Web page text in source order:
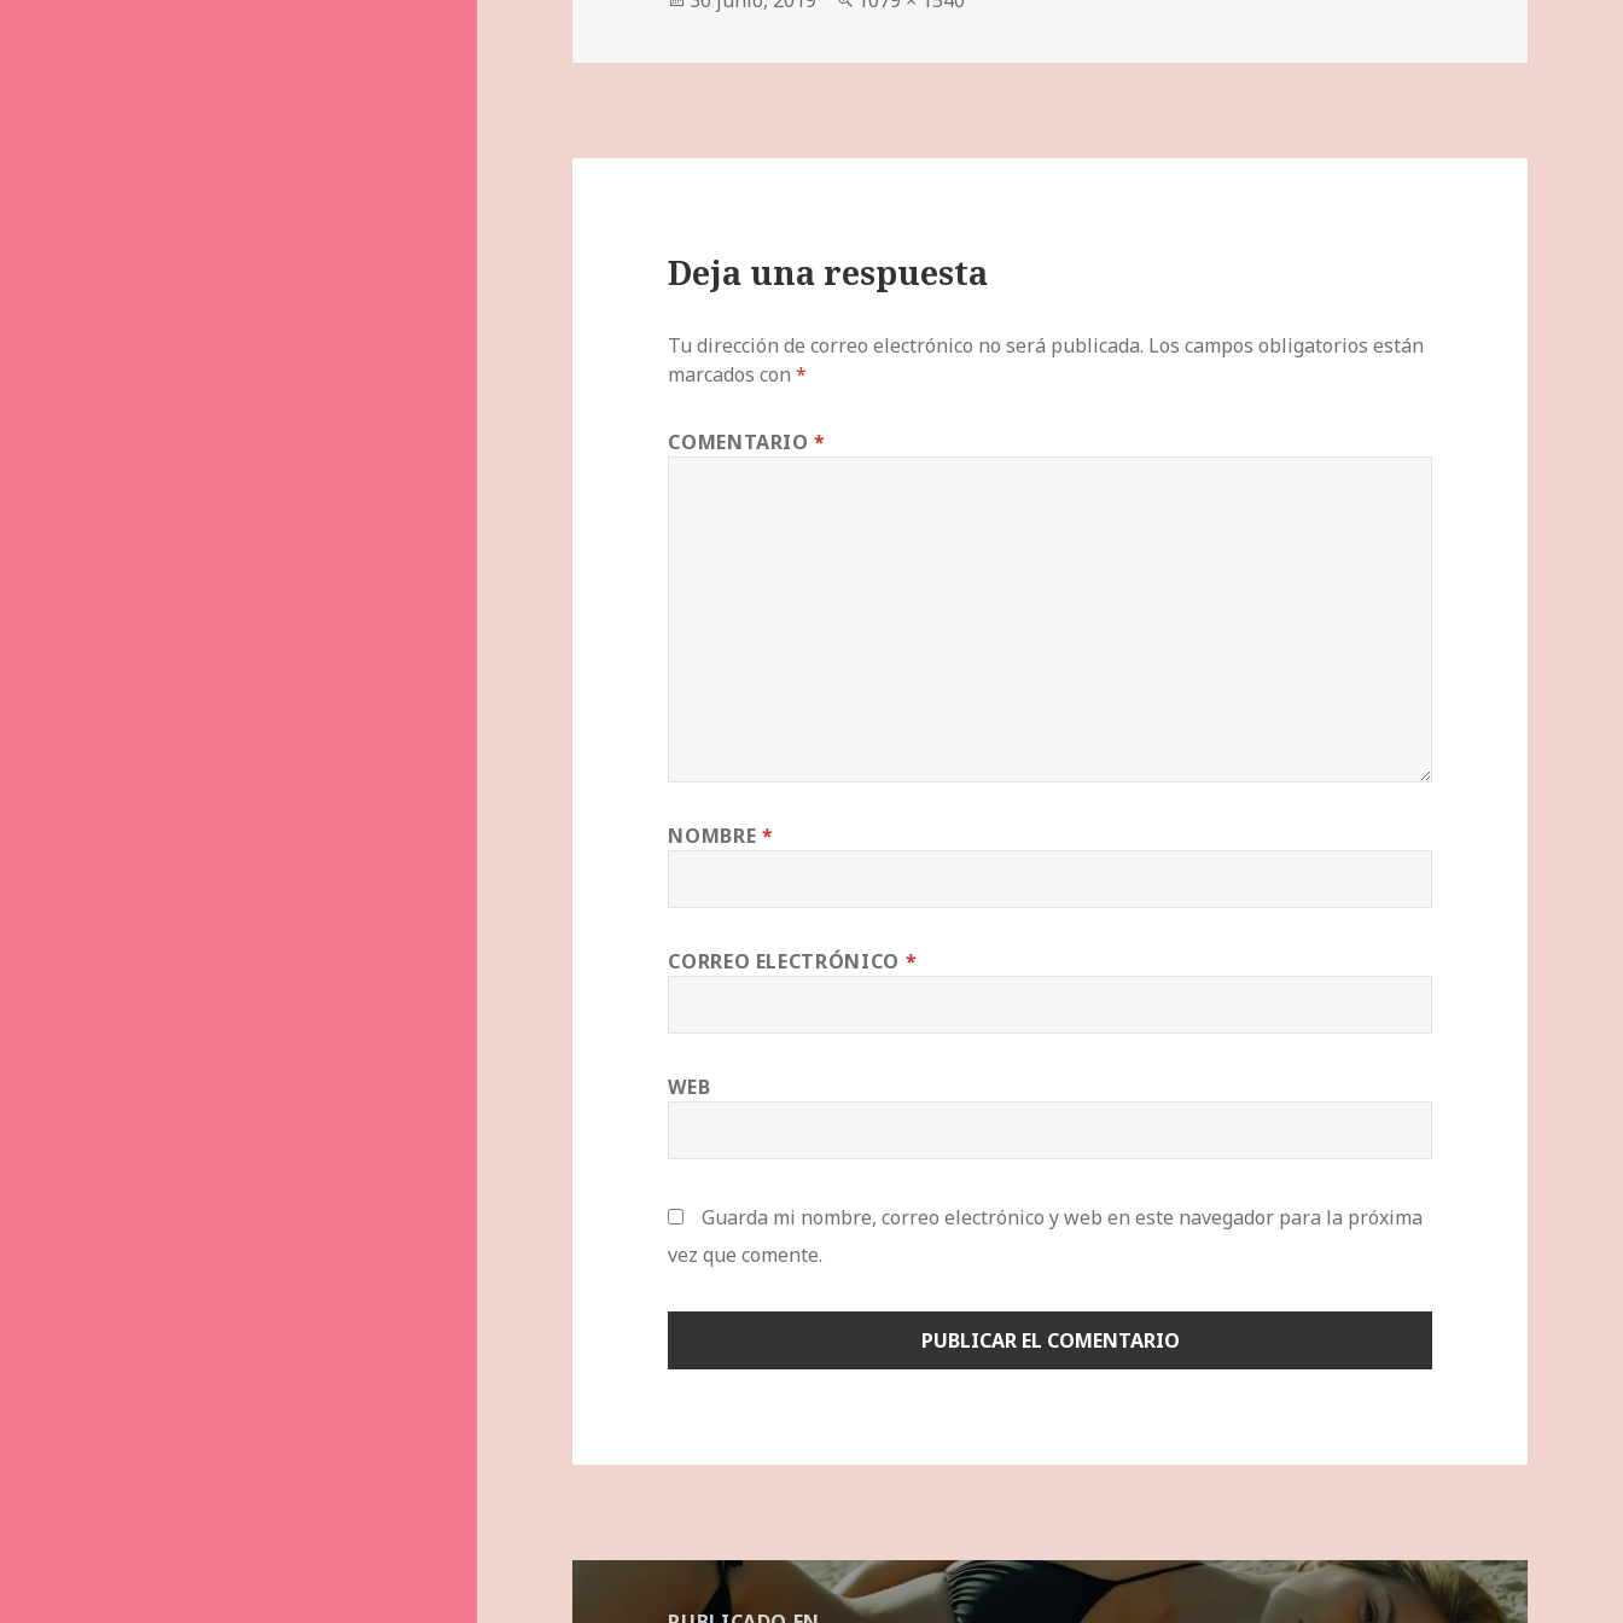
Deja una respuesta
Tu dirección de correo electrónico no será publicada. Los campos obligatorios están
marcados con*
COMENTARIO*
NOMBRE *
CORREO ELECTRÓNICO *
WEB
Guarda mi nombre, correo electrónico y web en este navegador para la próxima
vez que comente.